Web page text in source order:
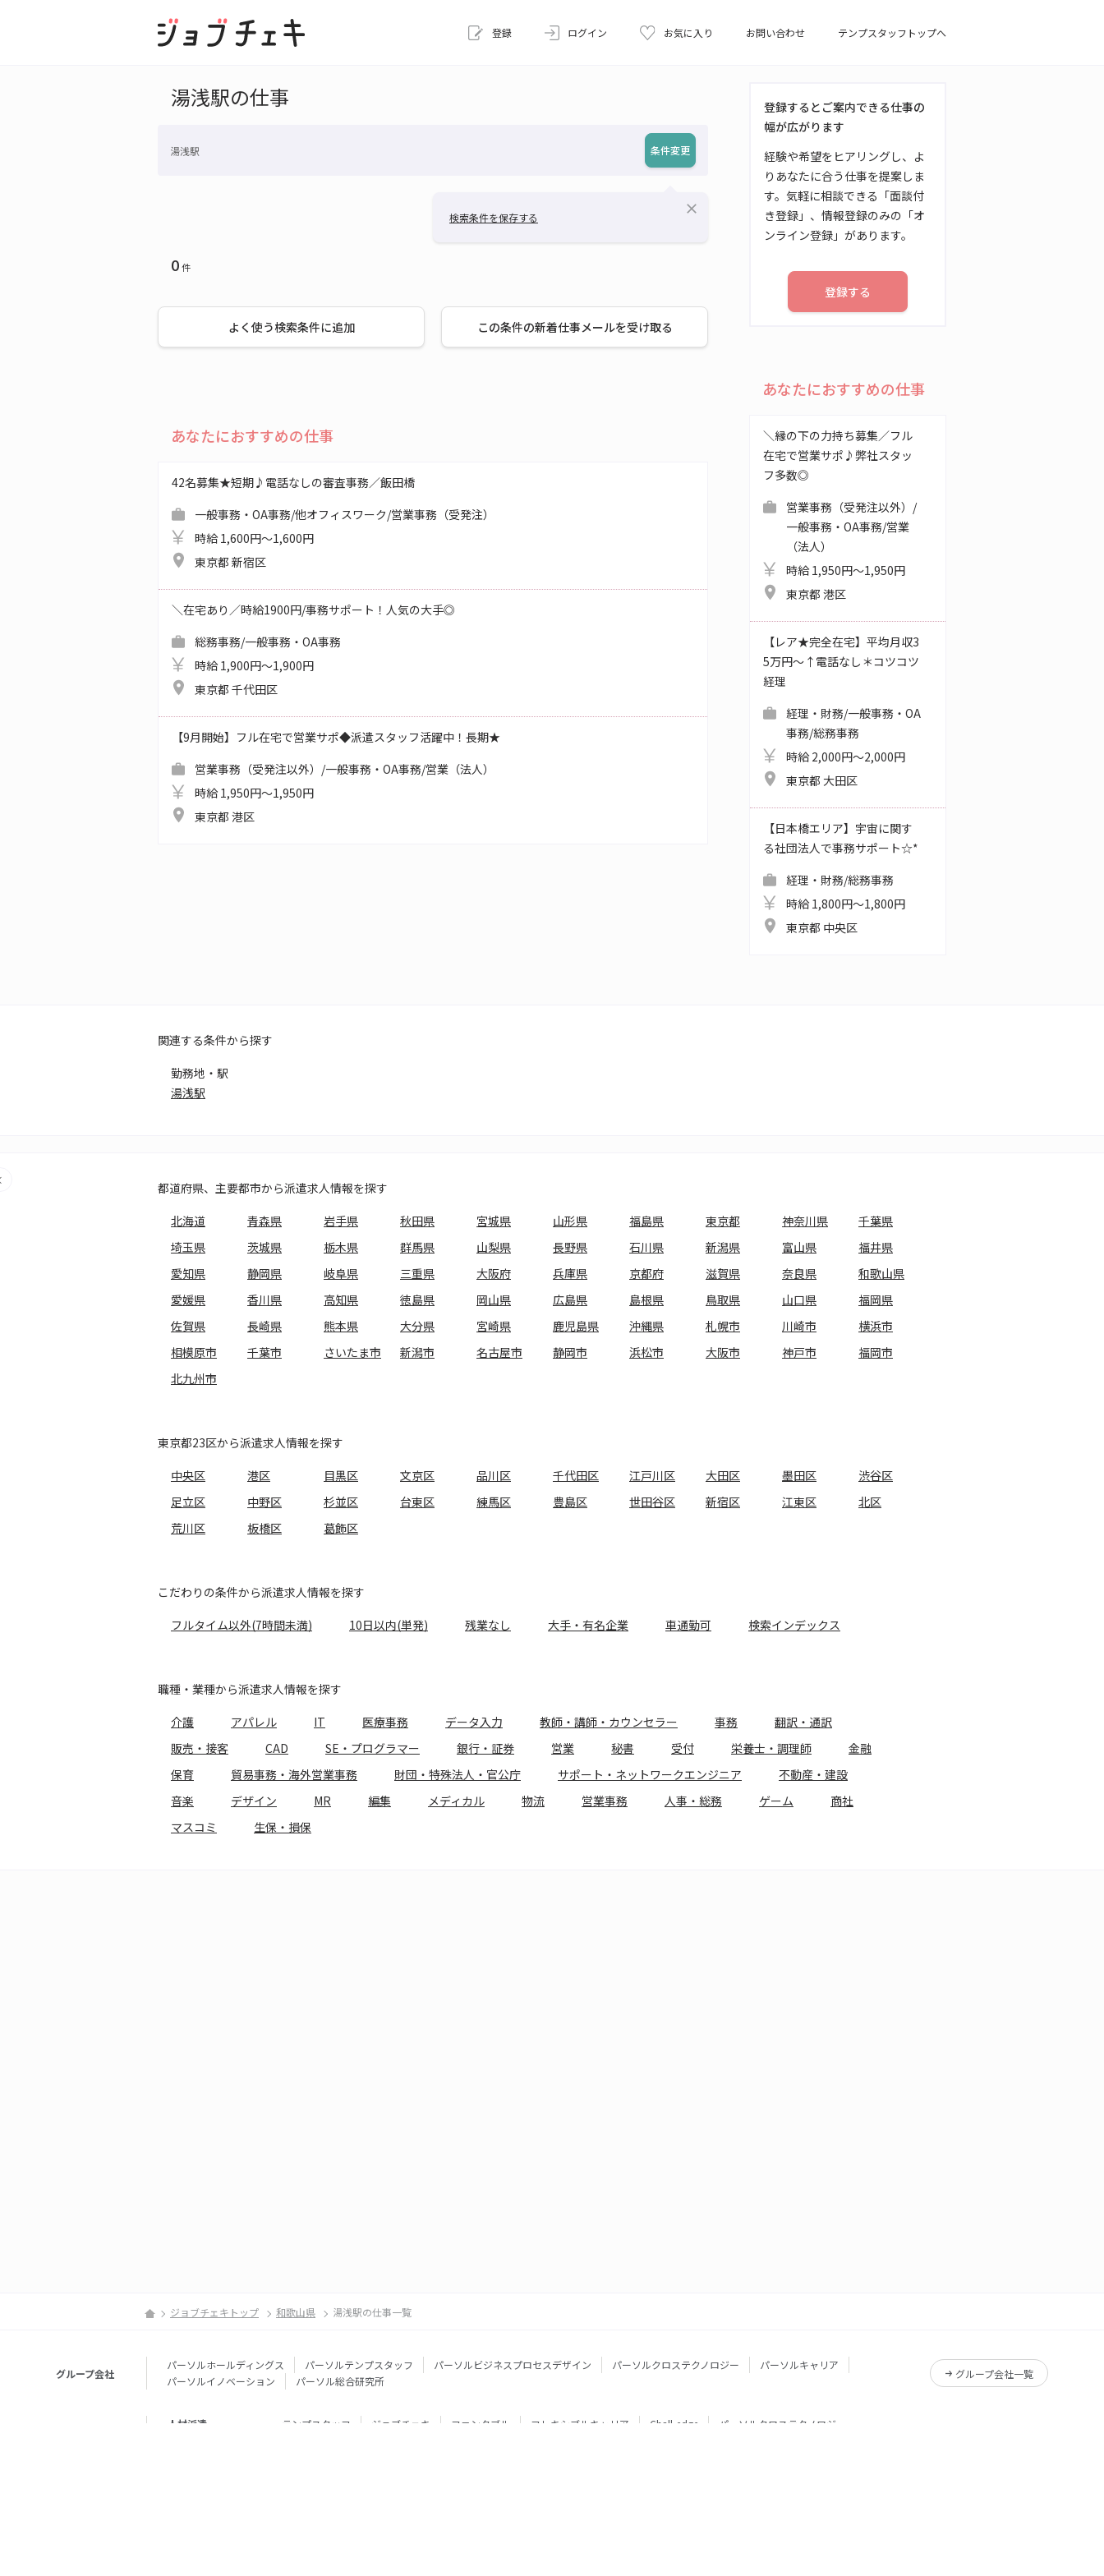
登録 ログイン お気に入り お問い合わせ テンプスタッフトップへ
湯浅駅の仕事
湯浅駅 条件変更
検索条件を保存する
close
0件
よく使う検索条件に追加 この条件の新着仕事メールを受け取る
あなたにおすすめの仕事
42名募集★短期♪電話なしの審査事務／飯田橋
一般事務・OA事務/他オフィスワーク/営業事務（受発注）
時給 1,600円～1,600円
東京都 新宿区
＼在宅あり／時給1900円/事務サポート！人気の大手◎
総務事務/一般事務・OA事務
時給 1,900円～1,900円
東京都 千代田区
【9月開始】フル在宅で営業サポ◆派遣スタッフ活躍中！長期★
営業事務（受発注以外）/一般事務・OA事務/営業（法人）
時給 1,950円～1,950円
東京都 港区
登録するとご案内できる仕事の
幅が広がります
経験や希望をヒアリングし、よ
りあなたに合う仕事を提案しま
す。気軽に相談できる「面談付
き登録」、情報登録のみの「オ
ンライン登録」があります。
登録する
あなたにおすすめの仕事
＼縁の下の力持ち募集／フル
在宅で営業サポ♪弊社スタッ
フ多数◎
営業事務（受発注以外）/
一般事務・OA事務/営業
（法人）
時給 1,950円～1,950円
東京都 港区
【レア★完全在宅】平均月収3
5万円～↑電話なし＊コツコツ
経理
経理・財務/一般事務・OA
事務/総務事務
時給 2,000円～2,000円
東京都 大田区
【日本橋エリア】宇宙に関す
る社団法人で事務サポート☆*
経理・財務/総務事務
時給 1,800円～1,800円
東京都 中央区
関連する条件から探す
勤務地・駅
湯浅駅
都道府県、主要都市から派遣求人情報を探す
北海道
青森県 岩手県 秋田県 宮城県 山形県 福島県 東京都 神奈川県
千葉県
埼玉県
茨城県 栃木県 群馬県 山梨県 長野県 石川県 新潟県 富山県
福井県
愛知県
静岡県 岐阜県 三重県 大阪府 兵庫県 京都府 滋賀県 奈良県
和歌山県
愛媛県
香川県 高知県 徳島県 岡山県 広島県 島根県 鳥取県 山口県
福岡県
佐賀県
長崎県 熊本県 大分県 宮崎県 鹿児島県 沖縄県 札幌市 川崎市
横浜市
相模原市
千葉市 さいたま市 新潟市 名古屋市 静岡市 浜松市 大阪市 神戸市
福岡市
北九州市
東京都23区から派遣求人情報を探す
中央区
港区 目黒区 文京区 品川区 千代田区 江戸川区 大田区 墨田区
渋谷区
足立区
中野区 杉並区 台東区 練馬区 豊島区 世田谷区 新宿区 江東区
北区
荒川区
板橋区 葛飾区
こだわりの条件から派遣求人情報を探す
フルタイム以外(7時間未満)
10日以内(単発) 残業なし 大手・有名企業 車通勤可 検索インデックス
職種・業種から派遣求人情報を探す
介護
アパレル IT 医療事務 データ入力 教師・講師・カウンセラー 事務
翻訳・通訳
販売・接客
CAD SE・プログラマー 銀行・証券 営業 秘書 受付 栄養士・調理師
金融
保育
貿易事務・海外営業事務 財団・特殊法人・官公庁 サポート・ネットワークエンジニア
不動産・建設
音楽
デザイン MR 編集 メディカル 物流 営業事務 人事・総務 ゲーム
商社
マスコミ
生保・損保
ジョブチェキトップ 和歌山県 湯浅駅の仕事一覧
グループ会社
パーソルホールディングス パーソルテンプスタッフ パーソルビジネスプロセスデザイン パーソルクロステクノロジー
パーソルキャリア
パーソルイノベーション
パーソル総合研究所
グループ会社一覧
人材派遣 テンプスタッフ ジョブチェキ ファンタブル フレキシブルキャリア Chall-edge
パーソルクロステクノロジー